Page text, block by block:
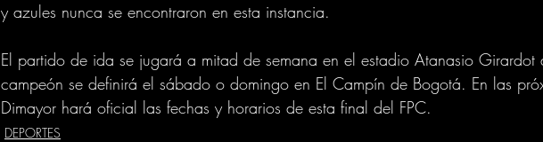
y azules nunca se encontraron en esta instancia.
El partido de ida se jugará a mitad de semana en el estadio Atanasio Girardot
campeón se definirá el sábado o domingo en El Campín de Bogotá. En las
Dimayor hará oficial las fechas y horarios de esta final del FPC.
DEPORTES